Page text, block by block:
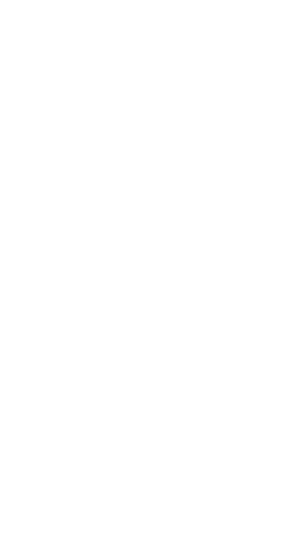
Wohnung gehabt oder
in Deutschland
und dieser Aufenthalt
Jahre zurückliegt oder
persönlich und
mit den
in der
erworben
betroffen sind.
mit einem
Den Antrag müssen
für die
Sie bei: